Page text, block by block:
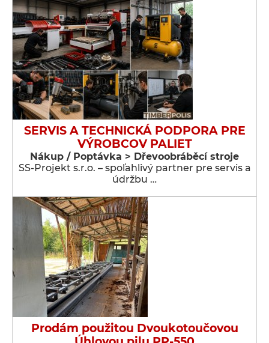
SERVIS A TECHNICKÁ PODPORA PRE
VÝROBCOV PALIET
Nákup / Poptávka > Dřevoobráběcí stroje
SS-Projekt s.r.o. – spoľahlivý partner pre servis a
údržbu …
Prodám použitou Dvoukotoučovou